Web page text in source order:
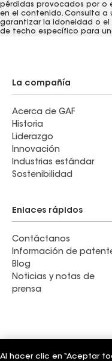
pérdidas provocados ​​por o
en el contenido. Consulta a
garantizar la idoneidad o el
de techo específico para
La compañía
Acerca de GAF
Historia
Liderazgo
Innovación
Industrias estándar
Sostenibilidad
Enlaces rápidos
Contáctanos
Información de
Blog
Noticias y notas de
prensa
Al hacer clic en “Aceptar